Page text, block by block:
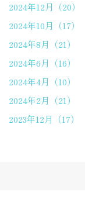
2024年12月（20）
2024年10月（17）
2024年8月（21）
2024年6月（16）
2024年4月（10）
2024年2月（21）
2023年12月（17）